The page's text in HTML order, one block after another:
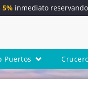
inmediato
Puertos